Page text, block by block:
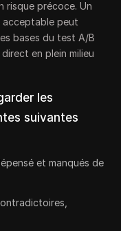
risque précoce. Un
acceptable peut
bases du test A/B
en plein milieu
les
suivantes
et manqués de